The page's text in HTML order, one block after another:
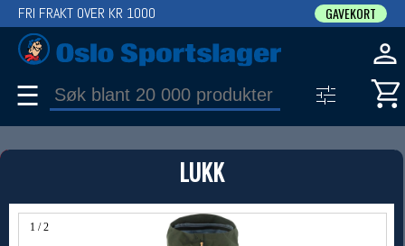
LUKK
1 / 2
FRI FRAKT OVER KR 1000 GAVEKORT
☰
PRODUKT
Produkter (1)
Bruk filter til å spisse søket